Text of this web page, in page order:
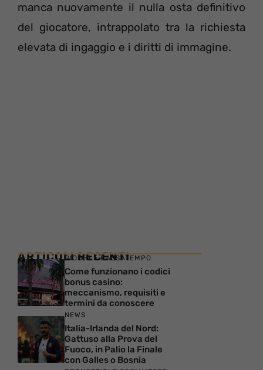
manca nuovamente il nulla osta definitivo
del giocatore, intrappolato tra la richiesta
elevata di ingaggio e i diritti di immagine.
ARTICOLI RECENTI
GIOCHI E PASSATEMPO
Come funzionano i codici
bonus casino:
meccanismo, requisiti e
termini da conoscere
NEWS
Italia-Irlanda del Nord:
Gattuso alla Prova del
Fuoco, in Palio la Finale
con Galles o Bosnia